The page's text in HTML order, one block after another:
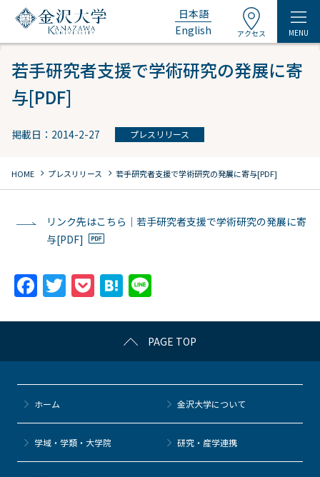
日本語
English
アクセス MENU
若手研究者支援で学術研究の発展に寄
与[PDF]
掲載日：2014-2-27 プレスリリース
HOME chevron_right プレスリリース chevron_right 若手研究者支援で学術研究の発展に寄与[PDF]
リンク先はこちら｜若手研究者支援で学術研究の発展に寄
与[PDF]
F
c
e
b
o
o
k
T
itt
er
P
c
k
et
H
e
n
a
e
PAGE TOP
ホーム 金沢大学について
学域・学類・大学院 研究・産学連携